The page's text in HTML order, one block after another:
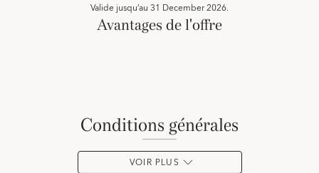
Valide jusqu’au31 December 2026.
Avantages de l'offre
conditions générales
VOIR PLUS